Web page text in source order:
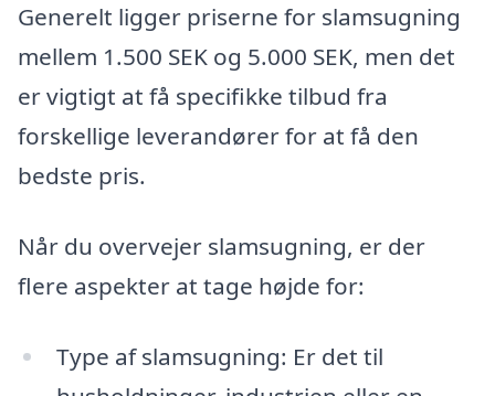
Generelt ligger priserne for slamsugning
mellem 1.500 SEK og 5.000 SEK, men det
er vigtigt at få specifikke tilbud fra
forskellige leverandører for at få den
bedste pris.
Når du overvejer slamsugning, er der
flere aspekter at tage højde for:
Type af slamsugning: Er det til